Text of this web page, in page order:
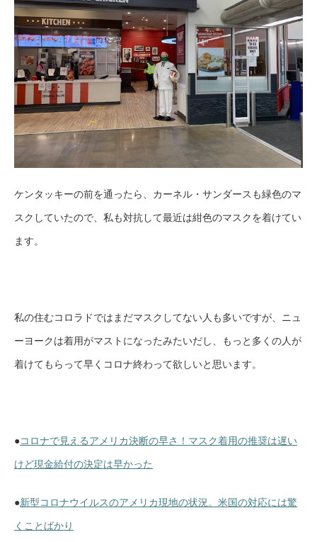
ケンタッキーの前を通ったら、カーネル・サンダースも緑色のマ
スクしていたので、私も対抗して最近は紺色のマスクを着けてい
ます。
私の住むコロラドではまだマスクしてない人も多いですが、ニュ
ーヨークは着用がマストになったみたいだし、もっと多くの人が
着けてもらって早くコロナ終わって欲しいと思います。
●コロナで見えるアメリカ決断の早さ！マスク着用の推奨は遅い
けど現金給付の決定は早かった
●新型コロナウイルスのアメリカ現地の状況。米国の対応には驚
くことばかり